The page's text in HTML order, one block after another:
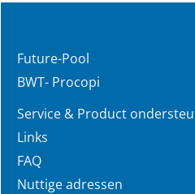
Future-Pool
BWT- Procopi
Service & Product
Links
FAQ
Nuttige adressen